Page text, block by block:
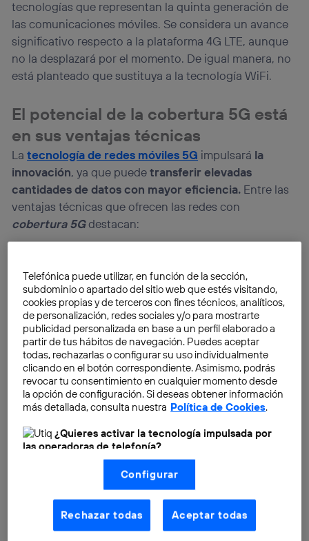
tecnologías que representan la quinta generación de
las comunicaciones móviles. Se considera un avance
significativo respecto a la plataforma 4G LTE, aunque
no la desplazará por el momento. De igual manera, no
está planteado que sustituya a la tecnología WiFi.
El potencial de la cobertura 5G está
en sus ventajas técnicas
Latecnología de redes móviles 5G impulsará la
innovación, ya que puedetransferir elevadas
cantidades de datos con mayor eficiencia. Entre las
ventajas técnicas que ofrecen las redes con
cobertura 5Gdestacan:
Mayor ancho de banda
(1000X) en subida y
Telefónica puede utilizar, en función de la sección,
subdominio o apartado del sitio web que estés visitando,
cookies propias y de terceros con fines técnicos, analíticos,
de personalización, redes sociales y/o para mostrarte
publicidad personalizada en base a un perfil elaborado a
partir de tus hábitos de navegación. Puedes aceptar
todas, rechazarlas o configurar su uso individualmente
clicando en el botón correspondiente. Asimismo, podrás
revocar tu consentimiento en cualquier momento desde
la opción de configuración. Si deseas obtener información
más detallada, consulta nuestra Política de Cookies.
¿Quieres activar la tecnología impulsada por
las operadoras de telefonía?
Nosotros, Telefónica S.A., utilizamos la tecnología Utiq para
realizar nuestras acciones de marketing digital o análisis
(como se describe en este aviso de consentimiento)
basadas en tu navegación en nuestra(s) web(s)
aquí(solo cuando utilizas una conexión a
internet habilitada , proporcionada por una de las
operadoras de telefonía participantes, y otorgas tu
Configurar
Rechazar todas Aceptar todas